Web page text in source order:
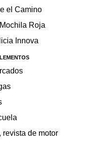
el Camino
Roja
Innova
revista de motor